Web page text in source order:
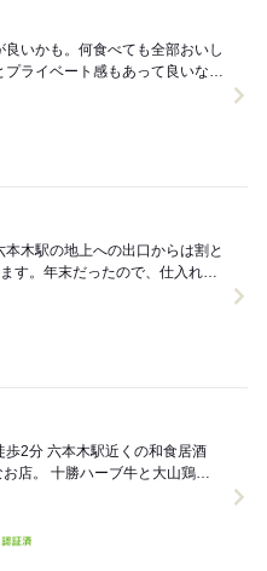
いかも。何食べても全部おいし
ライベート感もあって良いなぁ
木駅の地上への出口からは割と
す。年末だったので、仕入れの
和食居酒